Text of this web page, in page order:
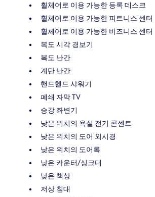
휠체어로 이용 가능한 등록 데스크
휠체어로 이용 가능한 피트니스 센터
휠체어로 이용 가능한 비즈니스 센터
복도 시각 경보기
복도 난간
계단 난간
핸드헬드 샤워기
폐쇄 자막 TV
승강 좌변기
낮은 위치의 욕실 전기 콘센트
낮은 위치의 도어 외시경
낮은 위치의 도어록
낮은 카운터/싱크대
낮은 책상
저상 침대